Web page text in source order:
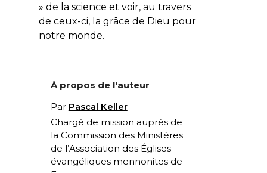
» de la science et voir, au travers
de ceux-ci, la grâce de Dieu pour
notre monde.
À propos de l'auteur
Par Pascal Keller
Chargé de mission auprès de
la Commission des Ministères
de l’Association des Églises
évangéliques mennonites de